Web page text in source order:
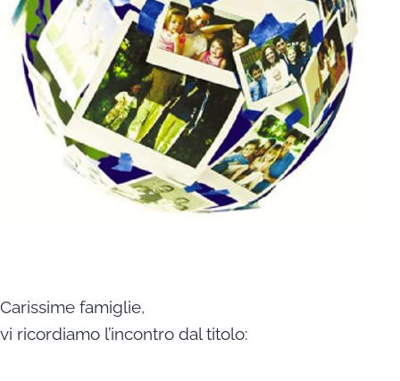
Carissime famiglie,
vi ricordiamo l’incontro dal titolo: